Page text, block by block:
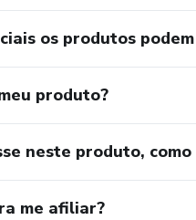
os produtos
produto?
neste produto, como
me afiliar?